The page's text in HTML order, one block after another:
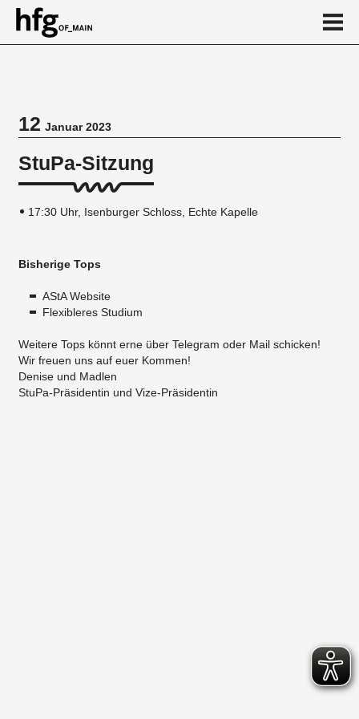
12Januar 2023
StuPa-Sitzung
17:30 Uhr, Isenburger Schloss, Echte Kapelle
Bisherige Tops
AStA Website
Flexibleres Studium
Weitere Tops könnt erne über Telegram oder Mail schicken!
Wir freuen uns auf euer Kommen!
Denise und Madlen
StuPa-Präsidentin und Vize-Präsidentin